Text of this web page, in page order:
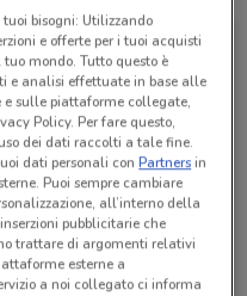
bisogni: Utilizzando
e offerte per i tuoi acquisti
mondo. Tutto questo è
e analisi effettuate in base alle
sulle piattaforme collegate,
Policy. Per fare questo,
dei dati raccolti a tale fine.
dati personali conPartnersin
Puoi sempre cambiare
all’interno della
pubblicitarie che
trattare di argomenti relativi
esterne a
a noi collegato ci informa